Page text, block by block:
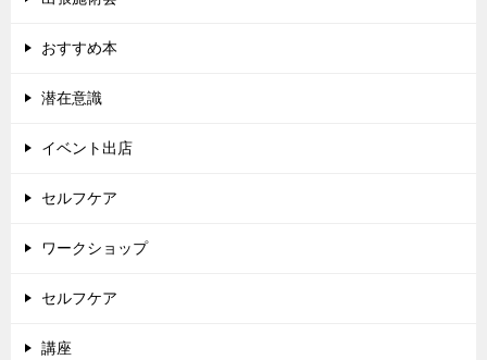
おすすめ本
潜在意識
イベント出店
セルフケア
ワークショップ
セルフケア
講座